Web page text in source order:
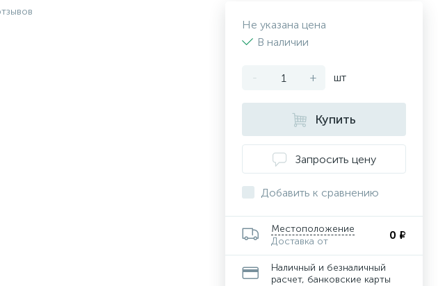
Не указана цена
В наличии
- + шт
Купить
Запросить цену
Добавить к сравнению
Местоположение
Доставка от
0 ₽
Наличный и безналичный
расчет, банковские карты